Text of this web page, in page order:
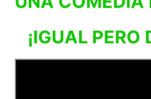
¡IGUAL PERO